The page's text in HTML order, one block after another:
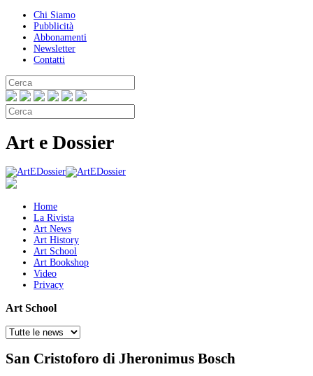
Chi Siamo
Pubblicità
Abbonamenti
Newsletter
Contatti
Art e Dossier
Home
La Rivista
Art News
Art History
Art School
Art Bookshop
Video
Privacy
Art School
San Cristoforo di Jheronimus Bosch